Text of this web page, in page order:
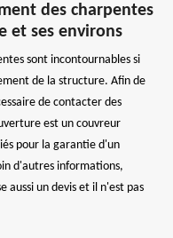
des charpentes
et ses environs
sont incontournables si
de la structure. Afin de
de contacter des
est un couvreur
pour la garantie d'un
d'autres informations,
aussi un devis et il n'est pas